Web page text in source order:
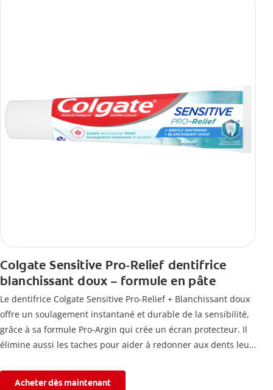
Colgate Sensitive Pro-Relief dentifrice
blanchissant doux – formule en pâte
Le dentifrice Colgate Sensitive Pro-Relief + Blanchissant doux
offre un soulagement instantané et durable de la sensibilité,
grâce à sa formule Pro-Argin qui crée un écran protecteur. Il
élimine aussi les taches pour aider à redonner aux dents leur
connaissez.
Acheter dès maintenant